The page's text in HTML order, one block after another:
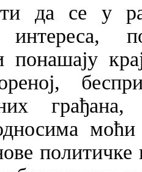
да се у
интереса,
понашају
политичке